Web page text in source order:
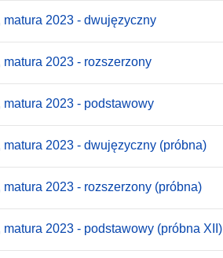
2023 - dwujęzyczny
2023 - rozszerzony
2023 - podstawowy
2023 - dwujęzyczny (próbna)
2023 - rozszerzony (próbna)
2023 - podstawowy (próbna XII)